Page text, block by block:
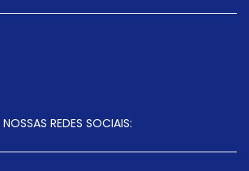
NOSSAS REDES SOCIAIS: